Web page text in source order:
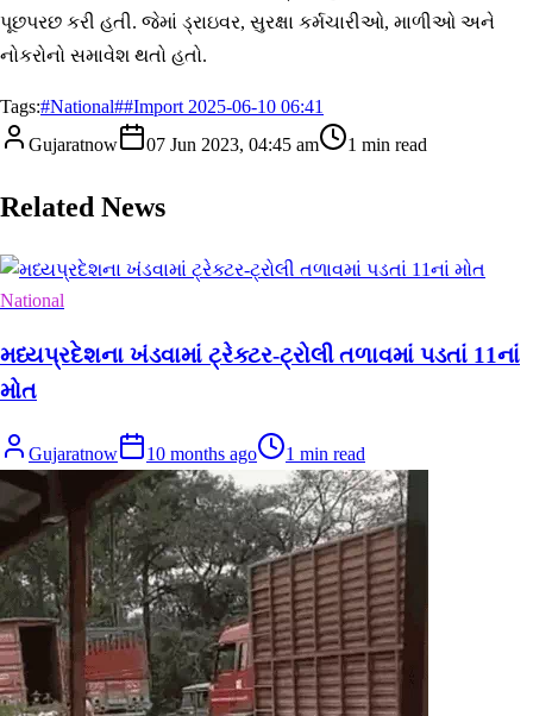
પૂછપરછ કરી હતી. જેમાં ડ્રાઇવર, સુરક્ષા કર્મચારીઓ, માળીઓ અને
નોકરોનો સમાવેશ થતો હતો.
Tags:#National##Import 2025-06-10 06:41
Gujaratnow
07 Jun 2023, 04:45 am 1 min read
Related News
National
મધ્યપ્રદેશના ખંડવામાં ટ્રેક્ટર-ટ્રોલી તળાવમાં પડતાં 11નાં
મોત
Gujaratnow 10 months ago 1 min read